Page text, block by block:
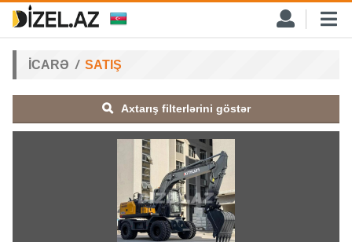
İCARƏ SATIŞ
Axtarış filterlərini göstər